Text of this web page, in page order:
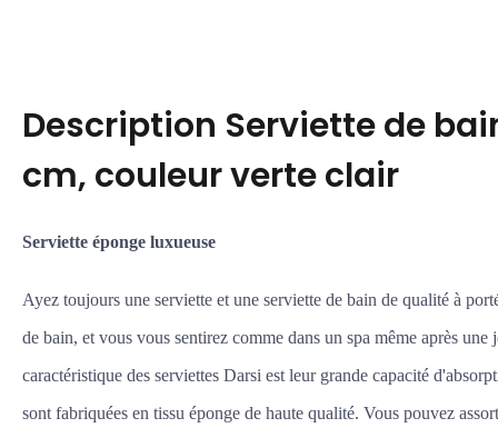
Description Serviette de
cm, couleur verte clair
Serviette éponge luxueuse
Ayez toujours une serviette et une serviette de bain de qualité à
de bain, et vous vous sentirez comme dans un spa même après une
caractéristique des serviettes Darsi est leur grande capacité
sont fabriquées en tissu éponge de haute qualité. Vous pouvez